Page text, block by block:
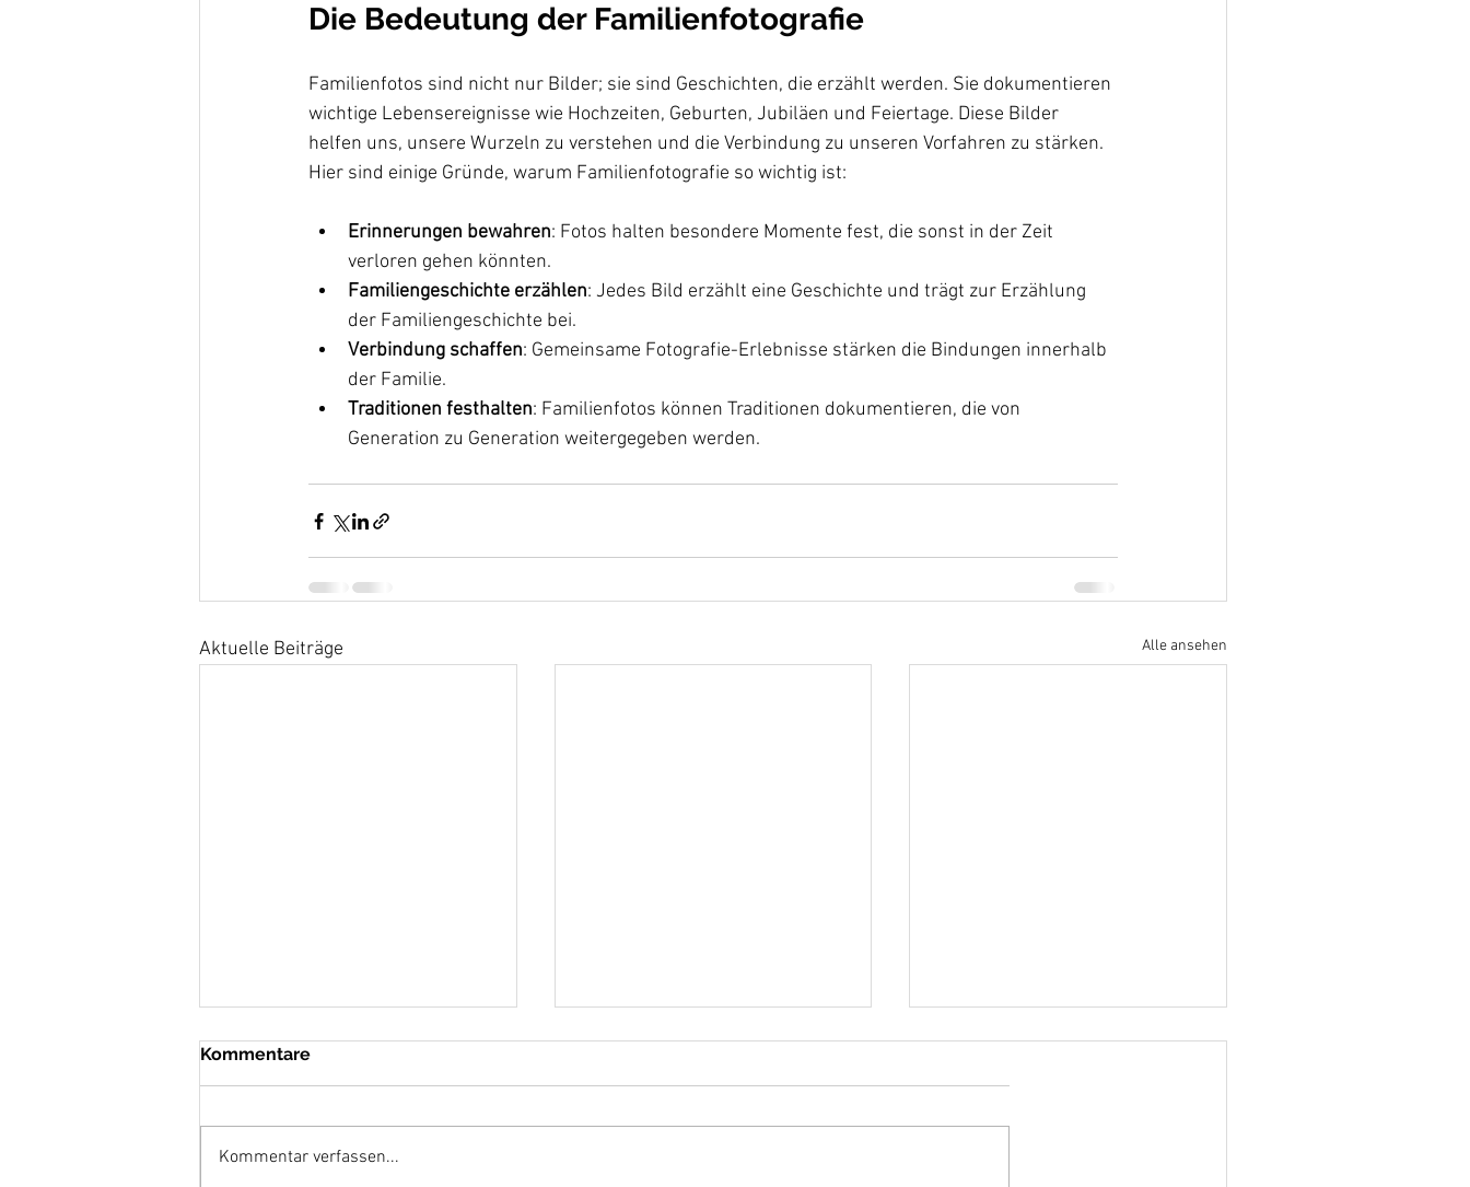
Die Bedeutung der Familienfotografie
Familienfotos sind nicht nur Bilder; sie sind Geschichten, die erzählt werden. Sie dokumentieren
wichtige Lebensereignisse wie Hochzeiten, Geburten, Jubiläen und Feiertage. Diese Bilder
helfen uns, unsere Wurzeln zu verstehen und die Verbindung zu unseren Vorfahren zu stärken.
Hier sind einige Gründe, warum Familienfotografie so wichtig ist:
Erinnerungen bewahren: Fotos halten besondere Momente fest, die sonst in der Zeit
verloren gehen könnten.
Familiengeschichte erzählen: Jedes Bild erzählt eine Geschichte und trägt zur Erzählung
der Familiengeschichte bei.
Verbindung schaffen: Gemeinsame Fotografie-Erlebnisse stärken die Bindungen innerhalb
der Familie.
Traditionen festhalten: Familienfotos können Traditionen dokumentieren, die von
Generation zu Generation weitergegeben werden.
Aktuelle Beiträge Alle ansehen
Kommentare
Kommentar verfassen...